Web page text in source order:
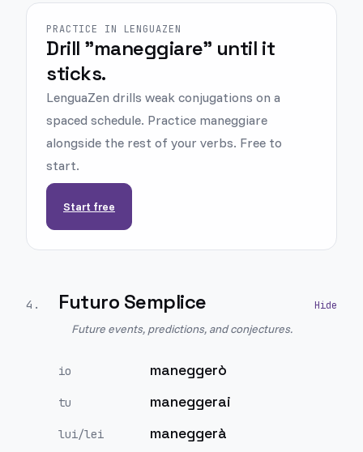
PRACTICE IN LENGUAZEN
Drill "maneggiare" until it
sticks.
LenguaZen drills weak conjugations on a
spaced schedule. Practice maneggiare
alongside the rest of your verbs. Free to
start.
Start free
4 . Futuro Semplice
Future events, predictions, and conjectures.
io maneggerò
tu maneggerai
lui/lei maneggerà